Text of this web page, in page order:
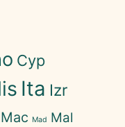
Cyp
Ita Izr
Mac Mad Mal